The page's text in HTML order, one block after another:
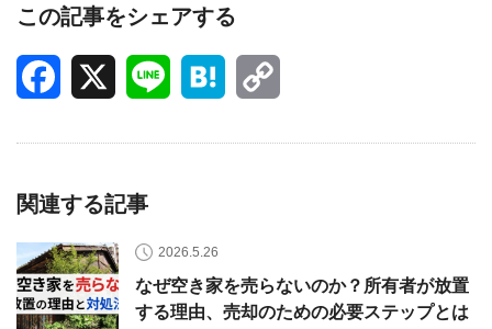
この記事をシェアする
Facebook
X Line Hatena
関連する記事
2026.5.26
なぜ空き家を売らないのか？所有者が放置
する理由、売却のための必要ステップとは